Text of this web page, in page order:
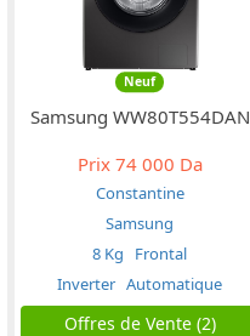
Neuf
Samsung WW80T554DAN
Prix74 000 Da
Constantine
Samsung
8 Kg
Frontal
Inverter Automatique
Offres de Vente (2)